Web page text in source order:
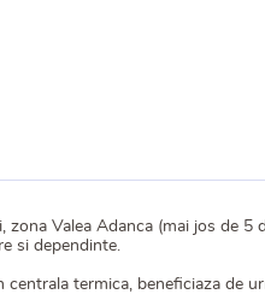
zona Valea Adanca (mai jos de
si dependinte.
centrala termica, beneficiaza de